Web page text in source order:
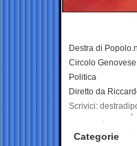
Destra di
Circolo
Politica
Diretto da
Scrivici:
Categorie